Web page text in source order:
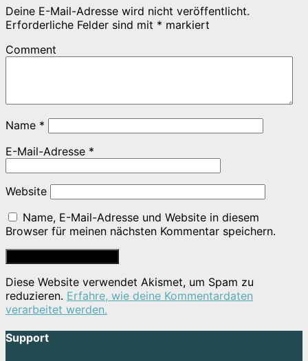
Deine E-Mail-Adresse wird nicht veröffentlicht.
Erforderliche Felder sind mit * markiert
Comment
Name *
E-Mail-Adresse *
Website
Name, E-Mail-Adresse und Website in diesem
Browser für meinen nächsten Kommentar speichern.
Diese Website verwendet Akismet, um Spam zu
reduzieren. Erfahre, wie deine Kommentardaten
verarbeitet werden.
Support